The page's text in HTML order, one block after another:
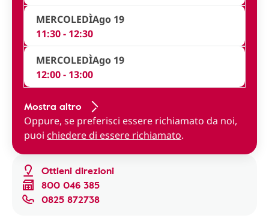
Ottieni direzioni
800 046 385
0825 872738
MERCOLEDÌAgo 19
11:30 - 12:30
MERCOLEDÌAgo 19
12:00 - 13:00
Mostra altro
Oppure, se preferisci essere richiamato da noi,
puoi chiedere di essere richiamato.